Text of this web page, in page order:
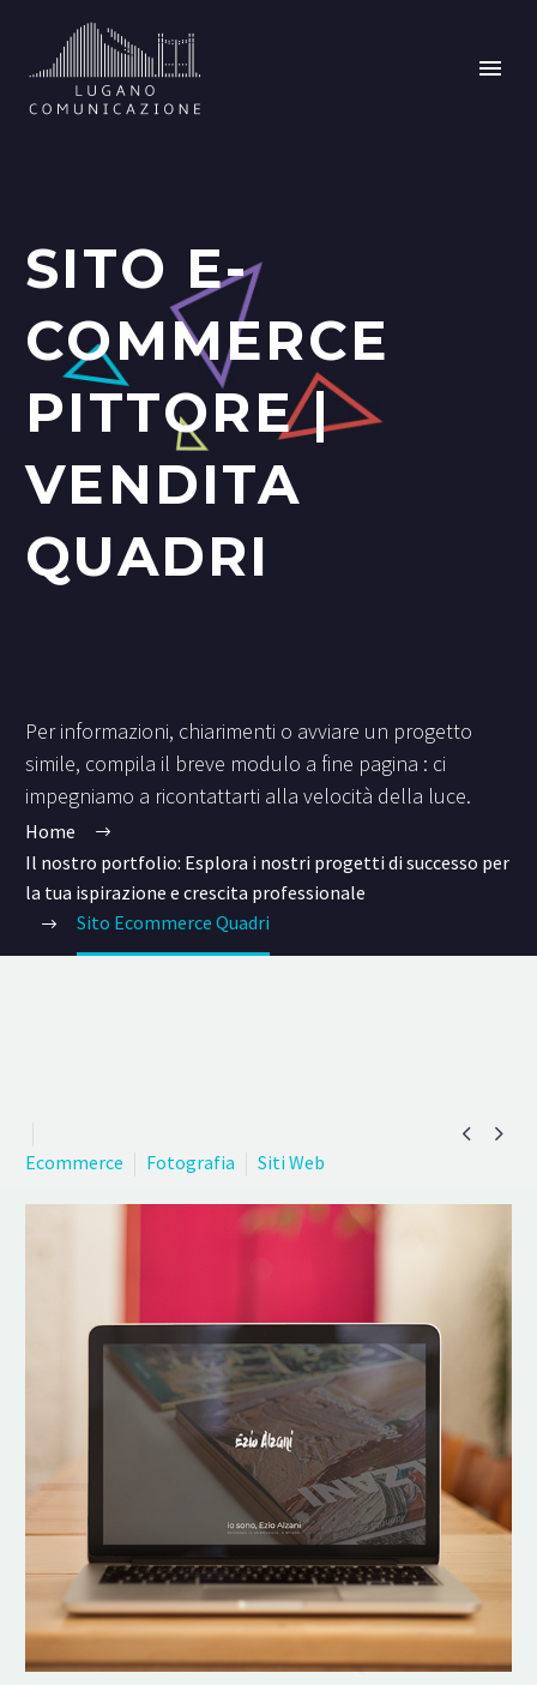
SITO E-
COMMERCE
PITTORE |
VENDITA
QUADRI
Per informazioni, chiarimenti o avviare un progetto
simile, compila il breve modulo a fine pagina : ci
impegniamo a ricontattarti alla velocità della luce.
Home
Il nostro portfolio: Esplora i nostri progetti di successo per
la tua ispirazione e crescita professionale
Sito Ecommerce Quadri
 
Ecommerce Fotografia Siti Web